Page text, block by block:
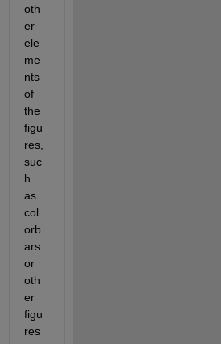
oth
er
ele
me
nts
of
the
figu
res,
suc
h
as
col
orb
ars
or
oth
er
figu
res